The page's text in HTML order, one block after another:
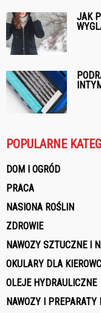
JAK
POPULARNE
DOM I OGRÓD
PRACA
NASIONA ROŚLIN
ZDROWIE
NAWOZY SZTUCZNE I
OKULARY DLA
OLEJE HYDRAULICZNE
NAWOZY I